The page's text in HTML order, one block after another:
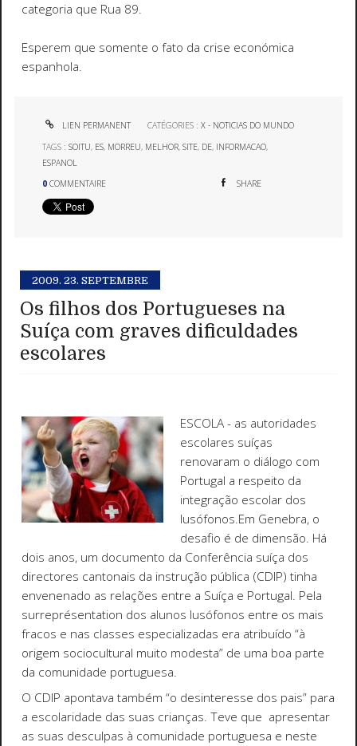
categoria que Rua 89.
Esperem que somente o fato da crise económica
espanhola.
LIEN PERMANENT CATÉGORIES :X - NOTICIAS DO MUNDO
TAGS :SOITU, ES, MORREU, MELHOR,SITE, DE, INFORMACAO,
ESPANOL
0 COMMENTAIRE SHARE
2009. 23. SEPTEMBRE
Os filhos dos Portugueses na
Suíça com graves dificuldades
escolares
ESCOLA - as autoridades
escolares suíças
renovaram o diálogo com
Portugal a respeito da
integração escolar dos
lusófonos.Em Genebra, o
desafio é de dimensão. Há
dois anos, um documento da Conferência suíça dos
directores cantonais da instrução pública (CDIP) tinha
envenenado as relações entre a Suíça e Portugal. Pela
surreprésentation dos alunos lusófonos entre os mais
fracos e nas classes especializadas era atribuído “à
origem sociocultural muito modesta” de uma boa parte
da comunidade portuguesa.
O CDIP apontava também “o desinteresse dos pais” para
a escolaridade das suas crianças. Teve que apresentar
as suas desculpas à comunidade portuguesa e neste